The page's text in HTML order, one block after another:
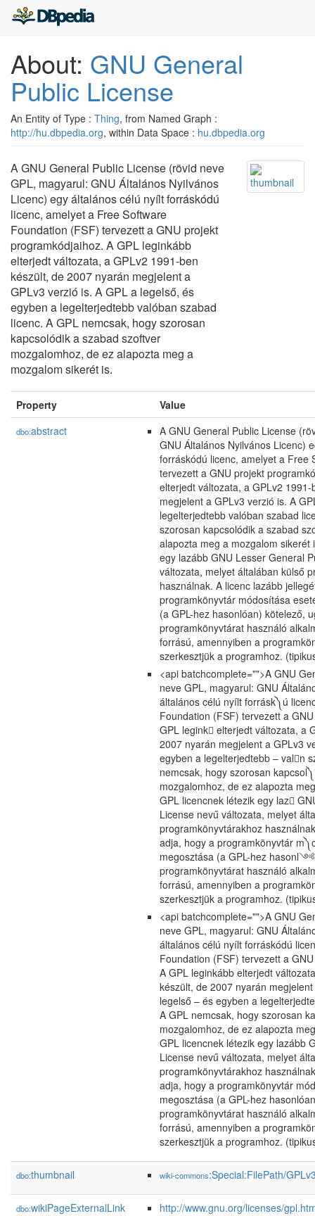
About: GNU General
Public License
An Entity of Type : Thing, from Named Graph :
http://hu.dbpedia.org, within Data Space : hu.dbpedia.org
A GNU General Public License (rövid neve
GPL, magyarul: GNU Általános Nyilvános
Licenc) egy általános célú nyílt forráskódú
licenc, amelyet a Free Software
Foundation (FSF) tervezett a GNU projekt
programkódjaihoz. A GPL leginkább
elterjedt változata, a GPLv2 1991-ben
készült, de 2007 nyarán megjelent a
GPLv3 verzió is. A GPL a legelső, és
egyben a legelterjedtebb valóban szabad
licenc. A GPL nemcsak, hogy szorosan
kapcsolódik a szabad szoftver
mozgalomhoz, de ez alapozta meg a
mozgalom sikerét is.
Property Value
dbo:abstract
A GNU General Public License
GNU Általános Nyilvános Licenc)
forráskódú licenc, amelyet a Free
tervezett a GNU projekt
elterjedt változata, a GPLv2
megjelent a GPLv3 verzió is. A
legelterjedtebb valóban szabad
szorosan kapcsolódik a szabad
alapozta meg a mozgalom sikerét
egy lazább GNU Lesser General
változata, melyet általában külső
használnak. A licenc lazább
programkönyvtár módosítása
(a GPL-hez hasonlóan) kötelező,
programkönyvtárat használó
forrású, amennyiben a
szerkesztjük a programhoz.
<api batchcomplete="">A GNU
neve GPL, magyarul: GNU
általános célú nyílt forrásk༽ú
Foundation (FSF) tervezett a
GPL legink elterjedt változata, a
2007 nyarán megjelent a GPLv3
egyben a legelterjedtebb – valn
nemcsak, hogy szorosan
mozgalomhoz, de ez alapozta
GPL licencnek létezik egy laz
License nevű változata, melyet
programkönyvtárakhoz
adja, hogy a programkönyvtár
megosztása (a GPL-hez
programkönyvtárat használó
forrású, amennyiben a
szerkesztjük a programhoz.
<api batchcomplete="">A GNU
neve GPL, magyarul: GNU
általános célú nyílt forráskódú
Foundation (FSF) tervezett a
A GPL leginkább elterjedt
készült, de 2007 nyarán
legelső – és egyben a
A GPL nemcsak, hogy szorosan
mozgalomhoz, de ez alapozta
GPL licencnek létezik egy lazább
License nevű változata, melyet
programkönyvtárakhoz
adja, hogy a programkönyvtár
megosztása (a GPL-hez
programkönyvtárat használó
forrású, amennyiben a
szerkesztjük a programhoz.
dbo:thumbnail wiki-commons:Special:FilePath/
dbo:wikiPageExternalLink
http://www.gnu.org/licenses/